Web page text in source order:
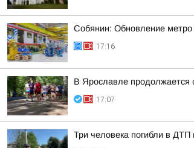
Собянин: Обновление метро
17:16
В Ярославле продолжается
17:07
Три человека погибли в ДТП